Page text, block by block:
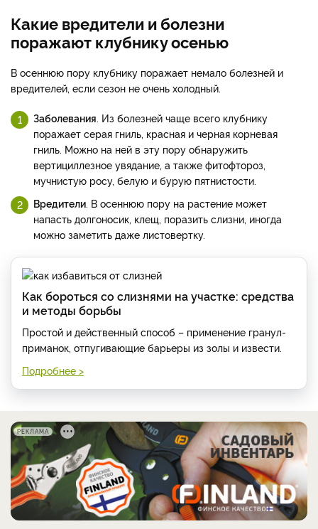
Какие вредители и болезни
поражают клубнику осенью
В осеннюю пору клубнику поражает немало болезней и
вредителей, если сезон не очень холодный.
Заболевания . Из болезней чаще всего клубнику
поражает серая гниль, красная и черная корневая
гниль. Можно на ней в эту пору обнаружить
вертициллезное увядание, а также фитофтороз,
мучнистую росу, белую и бурую пятнистости.
Вредители . В осеннюю пору на растение может
напасть долгоносик, клещ, поразить слизни, иногда
можно заметить даже листовертку.
Как бороться со слизнями на участке: средства
и методы борьбы
Простой и действенный способ – применение гранул-
приманок, отпугивающие барьеры из золы и извести.
Подробнее >
РЕКЛАМА